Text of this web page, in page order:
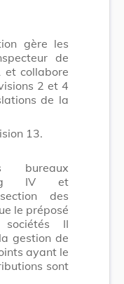
gère les
de
et collabore
2 et 4
de la
13.
bureaux
IV et
des
le préposé
II
gestion de
ayant le
sont